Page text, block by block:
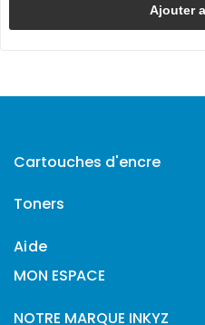
Ajouter
Cartouches d'encre
Toners
Aide
MON ESPACE
NOTRE MARQUE INKYZ